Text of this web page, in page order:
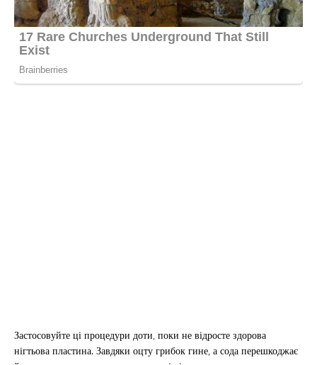
Застосовуйте ці процедури доти, поки не відросте здорова
нігтьова пластина. Завдяки оцту грибок гине, а сода перешкоджає